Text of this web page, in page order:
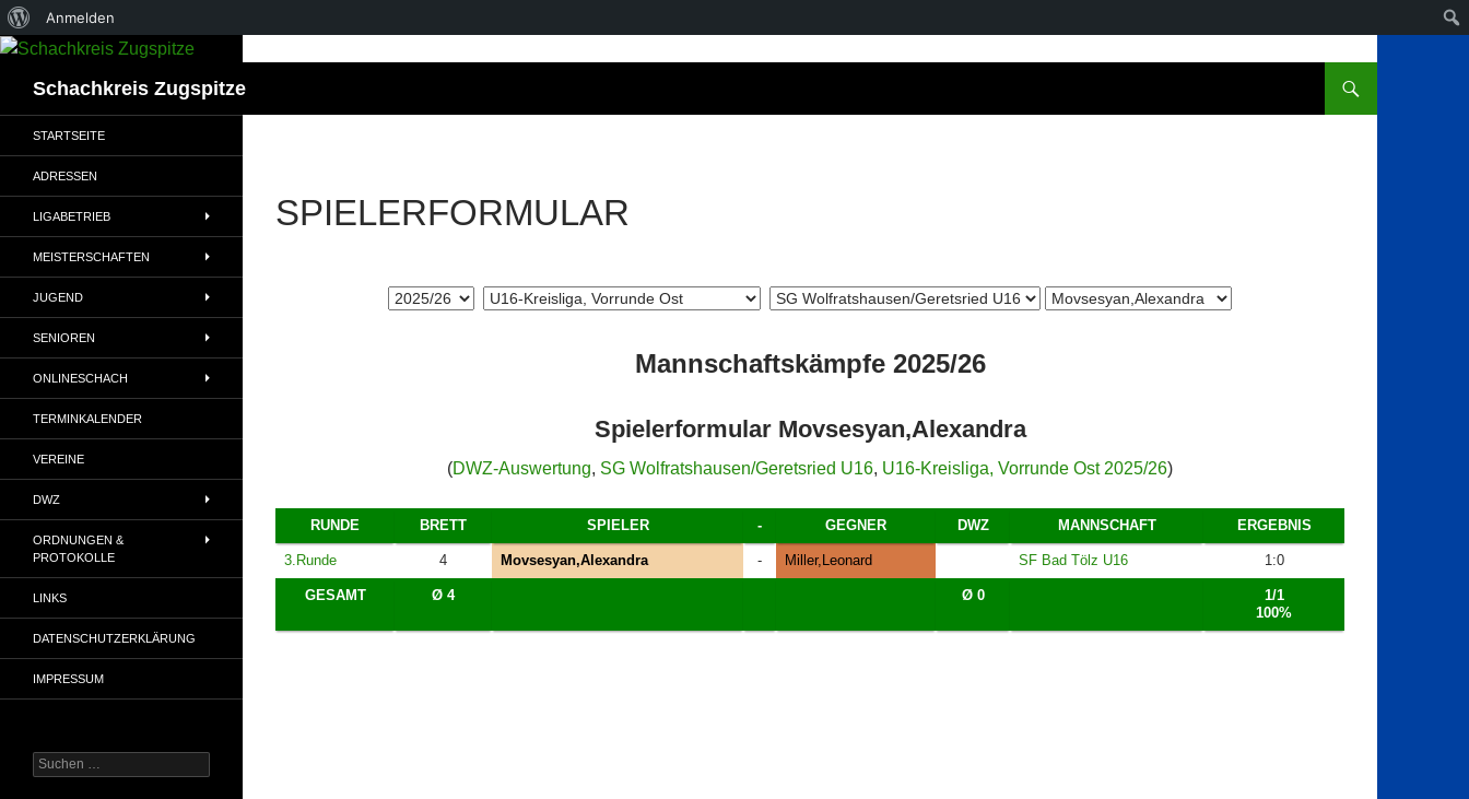
Über
WordPress
Anmelden
Schachkreis Zugspitze
SPIELERFORMULAR
Mannschaftskämpfe 2025/26
Spielerformular Movsesyan,Alexandra
(DWZ-Auswertung, SG Wolfratshausen/Geretsried U16, U16-Kreisliga, Vorrunde Ost 2025/26)
RUNDE BRETT SPIELER - GEGNER DWZ MANNSCHAFT ERGEBNIS
3.Runde 4 Movsesyan,Alexandra - Miller,Leonard SF Bad Tölz U16 1:0
GESAMT Ø 4 Ø 0
1/1
100%
STARTSEITE
ADRESSEN
LIGABETRIEB
MEISTERSCHAFTEN
JUGEND
SENIOREN
ONLINESCHACH
TERMINKALENDER
VEREINE
DWZ
ORDNUNGEN &
PROTOKOLLE
LINKS
DATENSCHUTZERKLÄRUNG
IMPRESSUM
Suchen
nach: